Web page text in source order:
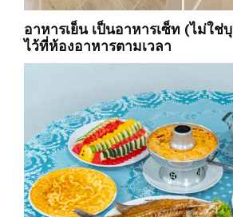
อาหารเย็น เป็นอาหารเซ็ท (ไม่ใช่
ไว้ที่ห้องอาหารตามเวลา